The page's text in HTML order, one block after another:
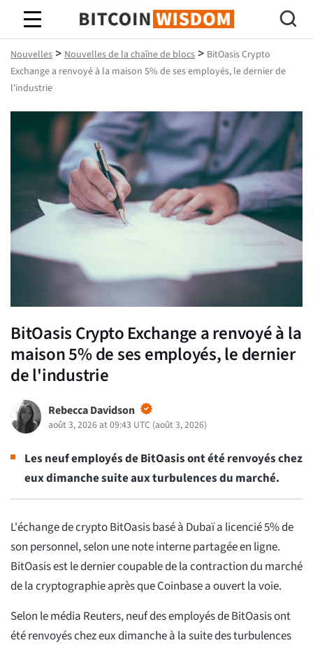
Bitcoin Sagesse
Nouvelles > Nouvelles de la chaîne de blocs > BitOasis Crypto
Exchange a renvoyé à la maison 5% de ses employés, le dernier de
l'industrie
BitOasis Crypto Exchange a renvoyé à la
maison 5% de ses employés, le dernier
de l'industrie
Rebecca Davidson
août 3, 2026 at 09:43 UTC (août 3, 2026)
Les neuf employés de BitOasis ont été renvoyés chez
eux dimanche suite aux turbulences du marché.
L'échange de crypto BitOasis basé à Dubaï a licencié 5% de
son personnel, selon une note interne partagée en ligne.
BitOasis est le dernier coupable de la contraction du marché
de la cryptographie après que Coinbase a ouvert la voie.
Selon le média Reuters, neuf des employés de BitOasis ont
été renvoyés chez eux dimanche à la suite des turbulences